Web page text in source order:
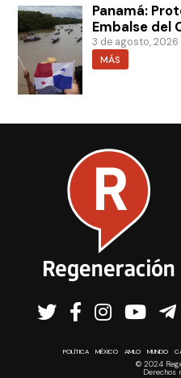
Panamá:
Embalse del
3 de agosto, 2026
MÁS
POLÍTICA MÉXICO AMLO MUNDO
© 2024
Derechos